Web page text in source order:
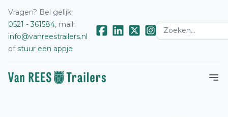
Vragen? Bel gelijk:
0521 - 361584, mail:
info@vanreestrailers.nl
ofstuur een appje